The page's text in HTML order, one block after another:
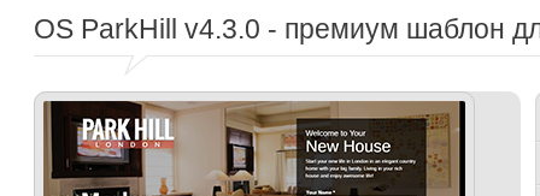
OS ParkHill v4.3.0 - премиум шаблон